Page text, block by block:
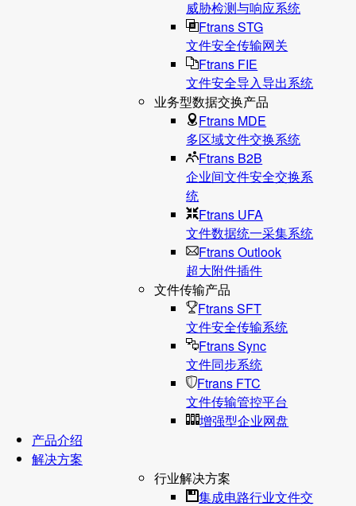
威胁检测与响应系统
Ftrans STG
文件安全传输网关
Ftrans FIE
文件安全导入导出系统
业务型数据交换产品
Ftrans MDE
多区域文件交换系统
Ftrans B2B
企业间文件安全交换系
统
Ftrans UFA
文件数据统⼀采集系统
Ftrans Outlook
超大附件插件
文件传输产品
Ftrans SFT
文件安全传输系统
Ftrans Sync
文件同步系统
Ftrans FTC
文件传输管控平台
增强型企业网盘
产品介绍
解决方案
行业解决方案
集成电路行业文件交